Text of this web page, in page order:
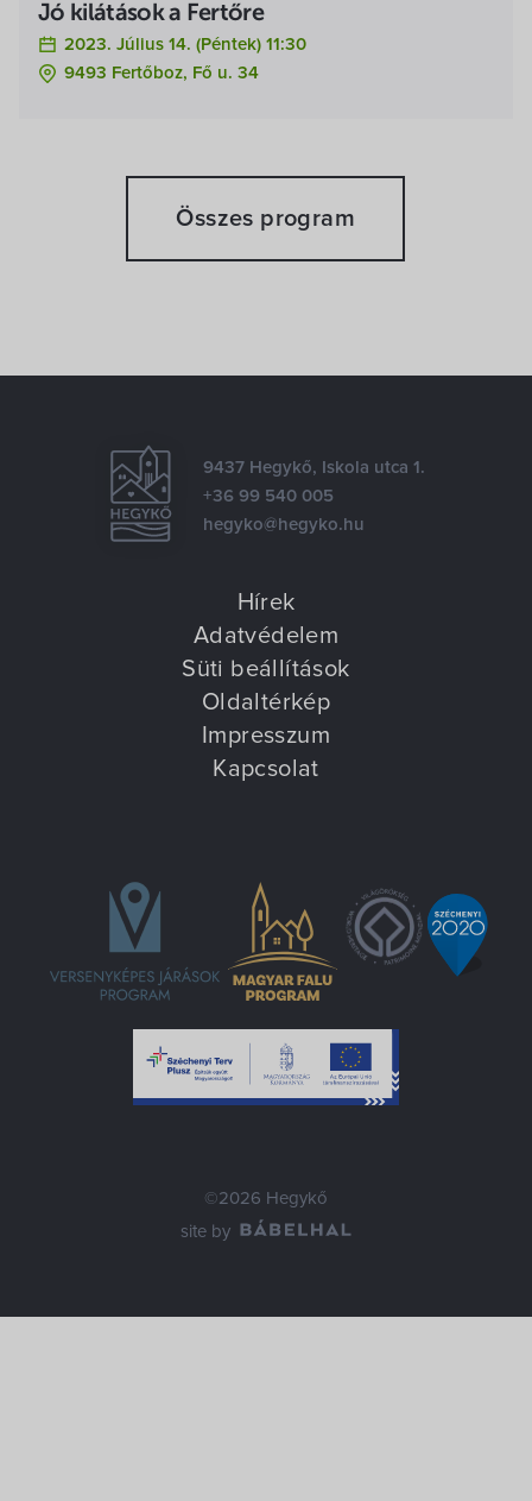
Jó kilátások a Fertőre
2023. Július 14. (péntek) 11:30
9493 Fertőboz, Fő u. 34
Összes program
9437 Hegykő, Iskola utca 1.
+36 99 540 005
hegyko@hegyko.hu
Hírek
Adatvédelem
Süti beállítások
Oldaltérkép
Impresszum
Kapcsolat
©2026 Hegykő
site by